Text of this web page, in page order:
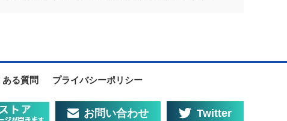
ある質問 プライバシーポリシー
お問い合わせ Twitter